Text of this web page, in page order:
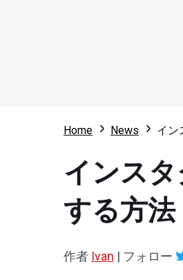
Home News イン
インス
する方法
作者 Ivan | フォロー